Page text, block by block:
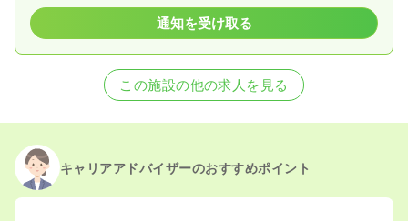
通知を受け取る
この施設の他の求人を見る
キャリアアドバイザーのおすすめポイント